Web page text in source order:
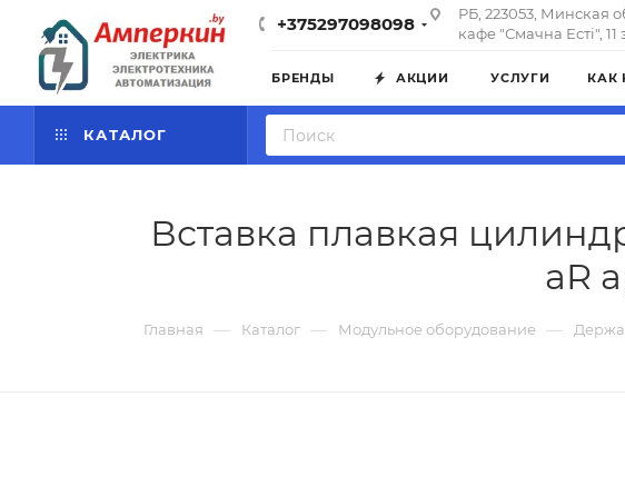
+375297098098
РБ, 223053, Минская
кафе "Смачна Естi", 11
БРЕНДЫ АКЦИИ УСЛУГИ КАК
КАТАЛОГ
Вставка плавкая
aR
Главная — Каталог — Модульное оборудование —